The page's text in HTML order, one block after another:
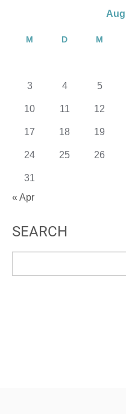
M D M
3 4 5
10 11 12
17 18 19
24 25 26
31
« Apr
SEARCH